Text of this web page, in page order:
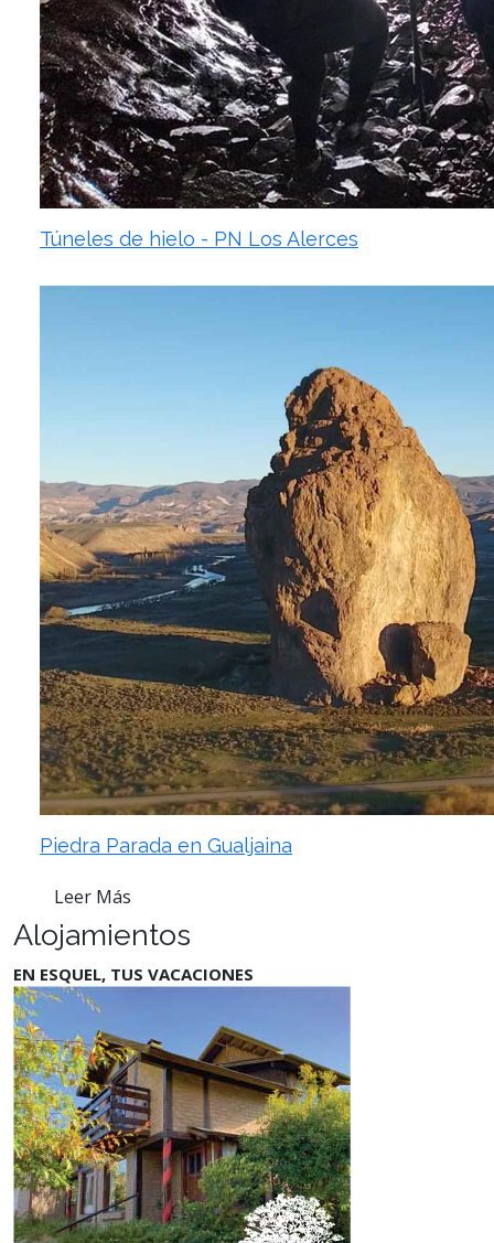
Túneles de hielo - PN Los Alerces
Piedra Parada en Gualjaina
Leer Más
Alojamientos
EN ESQUEL, TUS VACACIONES